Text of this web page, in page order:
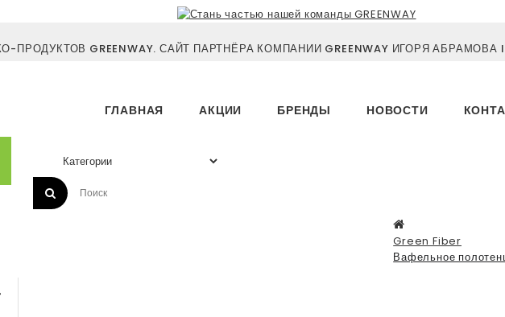
GREENWAY. САЙТ ПАРТНЁРА КОМПАНИИ GREENWAY ИГОРЯ АБРАМОВА
ГЛАВНАЯ АКЦИИ БРЕНДЫ НОВОСТИ
Green Fiber
Вафельное